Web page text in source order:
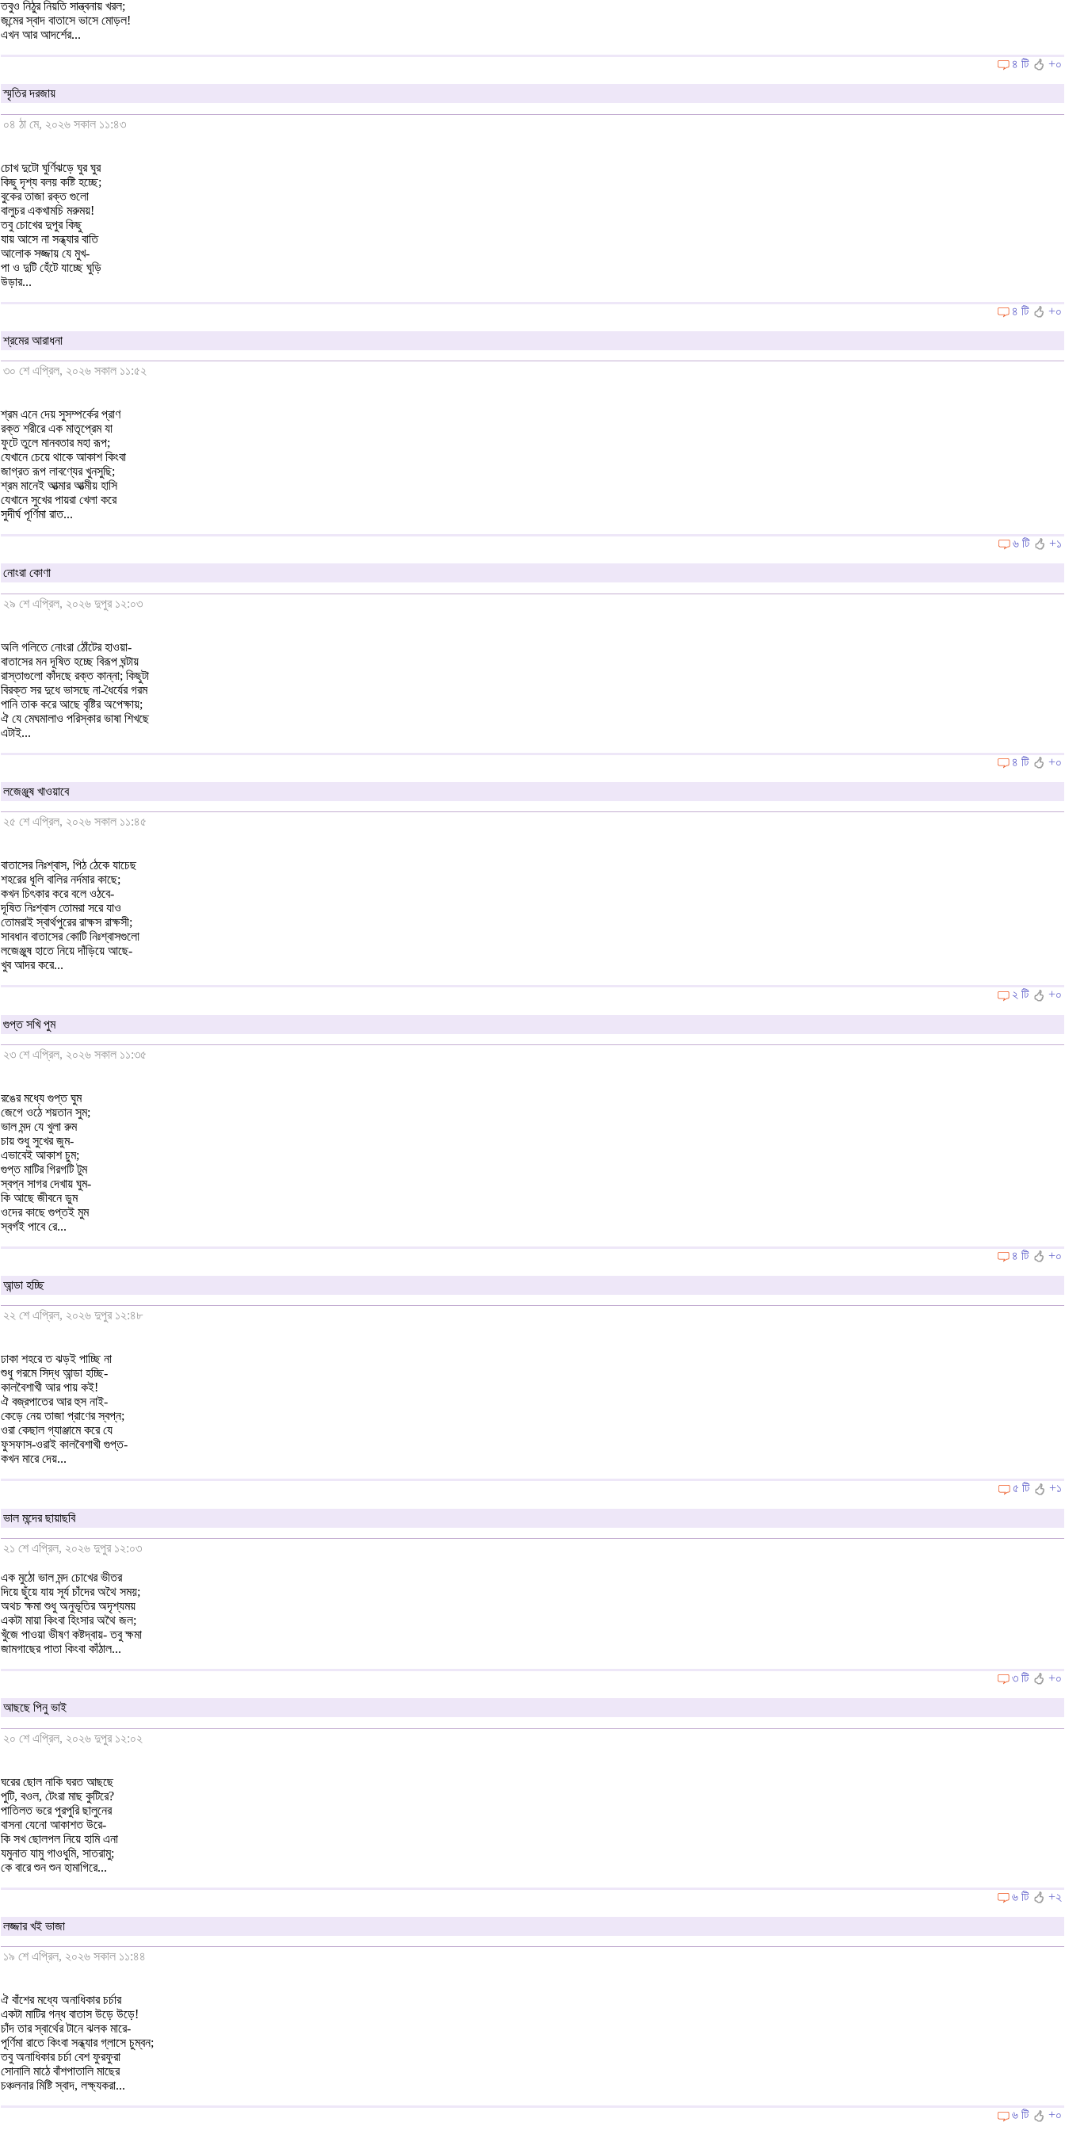
তবুও নিঠুর নিয়তি সান্ত্বনায় খরল;
জন্মের স্বাদ বাতাসে ভাসে মোড়ল!
এখন আর আদর্শের...
৪ টি +০
স্মৃতির দরজায়
০৪ ঠা মে, ২০২৬ সকাল ১১:৪৩
চোখ দুটো ঘুর্ণিঝড়ে ঘুর ঘুর
কিছু দৃশ্য বলয় কষ্টি হচ্ছে;
বুকের তাজা রক্ত গুলো
বালুচর একখামচি মরুময়!
তবু চোখের দুপুর কিছু
যায় আসে না সন্ধ্যার বাতি
আলোক সজ্জায় যে মুখ-
পা ও দুটি হেঁটে যাচ্ছে ঘুড়ি
উড়ার...
৪ টি +০
শ্রমের আরাধনা
৩০ শে এপ্রিল, ২০২৬ সকাল ১১:৫২
শ্রম এনে দেয় সুসম্পর্কের প্রাণ
রক্ত শরীরে এক মাতৃপ্রেম যা
ফুটে তুলে মানবতার মহা রূপ;
যেখানে চেয়ে থাকে আকাশ কিংবা
জাগ্রত রূপ লাবণ্যের খুনসুছি;
শ্রম মানেই আত্মার আত্মীয় হাসি
যেখানে সুখের পায়রা খেলা করে
সুদীর্ঘ পূর্ণিমা রাত...
৬ টি +১
নোংরা কোণা
২৯ শে এপ্রিল, ২০২৬ দুপুর ১২:০৩
অলি গলিতে নোংরা ঠোঁটের হাওয়া-
বাতাসের মন দূষিত হচ্ছে বিরূপ ঘন্টায়
রাস্তাগুলো কাঁদছে রক্ত কান্না; কিছুটা
বিরক্ত সর দুধে ভাসছে না-ধৈর্যের গরম
পানি তাক করে আছে বৃষ্টির অপেক্ষায়;
ঐ যে মেঘমালাও পরিস্কার ভাষা শিখছে
এটাই...
৪ টি +০
লজেঞ্জুষ খাওয়াবে
২৫ শে এপ্রিল, ২০২৬ সকাল ১১:৪৫
বাতাসের নিঃশ্বাস, পিঠ ঠেকে যাচেছ
শহরের ধূলি বালির নর্দমার কাছে;
কখন চিৎকার করে বলে ওঠবে-
দূষিত নিঃশ্বাস তোমরা সরে যাও
তোমরাই স্বার্থপুরের রাক্ষস রাক্ষসী;
সাবধান বাতাসের কোটি নিঃশ্বাসগুলো
লজেঞ্জুষ হাতে নিয়ে দাঁড়িয়ে আছে-
খুব আদর করে...
২ টি +০
গুপ্ত সখি পুম
২৩ শে এপ্রিল, ২০২৬ সকাল ১১:৩৫
রঙের মধ্যে গুপ্ত ঘুম
জেগে ওঠে শয়তান সুম;
ভাল মন্দ যে খুলা রুম
চায় শুধু সুখের জুম-
এভাবেই আকাশ চুম;
গুপ্ত মাটির গিরগটি টুম
স্বপ্ন সাগর দেখায় ঘুম-
কি আছে জীবনে ডুম
ওদের কাছে গুপ্তই মুম
স্বর্গই পাবে রে...
৪ টি +০
আন্ডা হচ্ছি
২২ শে এপ্রিল, ২০২৬ দুপুর ১২:৪৮
ঢাকা শহরে ত ঝড়ই পাচ্ছি না
শুধু গরমে সিদ্ধ আন্ডা হচ্ছি-
কালবৈশাখী আর পায় কই!
ঐ বজ্রপাতের আর হুস নাই-
কেড়ে নেয় তাজা প্রাণের স্বপ্ন;
ওরা কেছাল গ্যাঞ্জামে করে যে
ফুসফাস-ওরাই কালবৈশাখী গুপ্ত-
কখন মারে দেয়...
৫ টি +১
ভাল মন্দের ছায়াছবি
২১ শে এপ্রিল, ২০২৬ দুপুর ১২:০৩
এক মুঠো ভাল মন্দ চোখের ভীতর
দিয়ে ছুঁয়ে যায় সূর্য চাঁদের অথৈ সময়;
অথচ ক্ষমা শুধু অনুভূতির অদৃশ্যময়
একটা মায়া কিংবা হিংসার অথৈ জল;
খুঁজে পাওয়া ভীষণ কষ্টদ্বায়- তবু ক্ষমা
জামগাছের পাতা কিংবা কাঁঠাল...
৩ টি +০
আছছে পিনু ভাই
২০ শে এপ্রিল, ২০২৬ দুপুর ১২:০২
ঘরের ছোল নাকি ঘরত আছছে
পুটি, বওল, টেংরা মাছ কুটিরে?
পাতিলত ভরে পুরপুরি ছালুনের
বাসনা যেনো আকাশত উরে-
কি সখ ছোলপল নিয়ে হামি এনা
যমুনাত যামু গাওধুমি, সাতরামু;
কে বারে শুন শুন হামাগিরে...
৬ টি +২
লজ্জার খই ভাজা
১৯ শে এপ্রিল, ২০২৬ সকাল ১১:৪৪
ঐ বাঁশের মধ্যে অনাধিকার চর্চার
একটা মাটির গন্ধ বাতাস উড়ে উড়ে!
চাঁদ তার স্বার্থের টানে ঝলক মারে-
পূর্ণিমা রাতে কিংবা সন্ধ্যার গ্লাসে চুম্বন;
তবু অনাধিকার চর্চা বেশ ফুরফুরা
সোনালি মাঠে বাঁশপাতালি মাছের
চঞ্চলনার মিষ্টি স্বাদ, লক্ষ্যকরা...
৬ টি +০